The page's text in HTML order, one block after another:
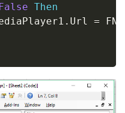
Then
. Url =